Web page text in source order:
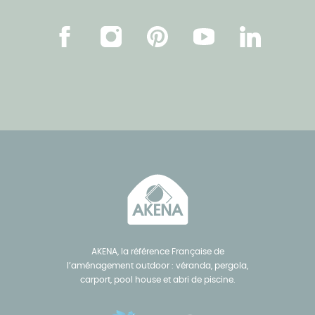
AKENA, la référence Française de
l’aménagement outdoor : véranda, pergola,
carport, pool house et abri de piscine.
FacebookInstagramPinterestYoutube